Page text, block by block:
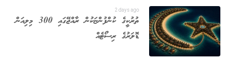
2 days ago
ތުރުކީގެ ކުންފުންޏަކުން ރާއްޖޭގައި 300 މިލިއަން
ޑޮލަރުގެ ރިސޯޓެއް